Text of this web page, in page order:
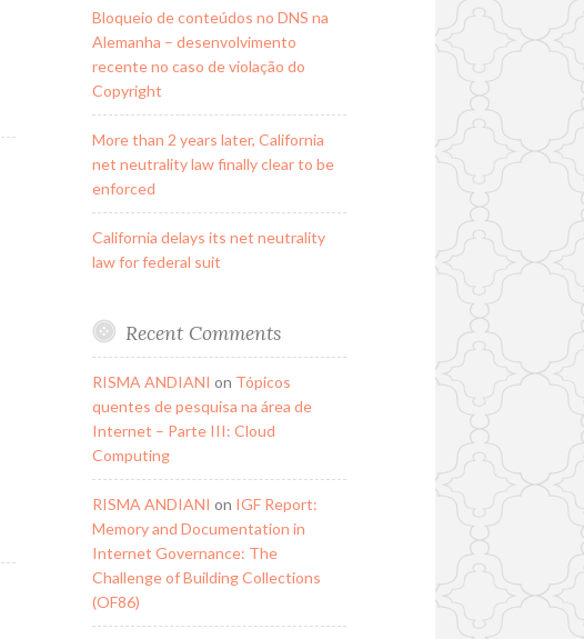
Bloqueio de conteúdos no DNS na
Alemanha – desenvolvimento
recente no caso de violação do
Copyright
More than 2 years later, California
net neutrality law finally clear to be
enforced
California delays its net neutrality
law for federal suit
Recent Comments
RISMA ANDIANI on Tópicos
quentes de pesquisa na área de
Internet – Parte III: Cloud
Computing
RISMA ANDIANI on IGF Report:
Memory and Documentation in
Internet Governance: The
Challenge of Building Collections
(OF86)